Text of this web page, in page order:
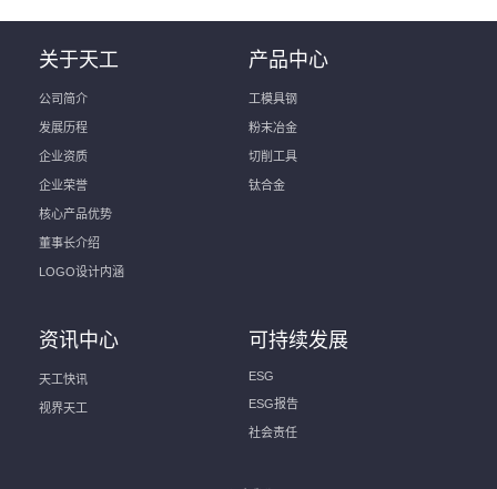
关于天工
公司简介
发展历程
企业资质
企业荣誉
核心产品优势
董事长介绍
LOGO设计内涵
产品中心
工模具钢
粉末冶金
切削工具
钛合金
资讯中心
天工快讯
视界天工
可持续发展
ESG
ESG报告
社会责任